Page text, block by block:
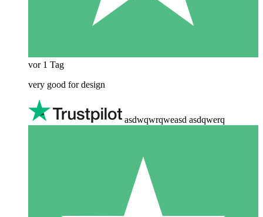
vor 1 Tag
very good for design
asdwqwrqweasd asdqwerq